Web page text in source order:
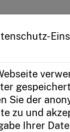
erhalten
einer
Sie der
zu und
Ihrer